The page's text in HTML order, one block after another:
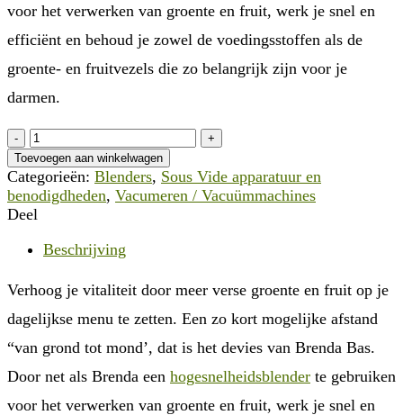
voor het verwerken van groente en fruit, werk je snel en
efficiënt en behoud je zowel de voedingsstoffen als de
groente- en fruitvezels die zo belangrijk zijn voor je
darmen.
Green
Yourself
receptenboek
aantal
Toevoegen aan winkelwagen
Categorieën: Blenders, Sous Vide apparatuur en
benodigdheden, Vacumeren / Vacuümmachines
Deel
Beschrijving
Verhoog je vitaliteit door meer verse groente en fruit op je
dagelijkse menu te zetten. Een zo kort mogelijke afstand
“van grond tot mond’, dat is het devies van Brenda Bas.
Door net als Brenda een hogesnelheidsblender te gebruiken
voor het verwerken van groente en fruit, werk je snel en